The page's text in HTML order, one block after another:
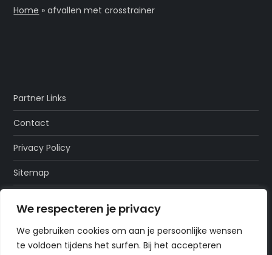
We respecteren je privacy
We gebruiken cookies om aan je persoonlijke wensen
te voldoen tijdens het surfen. Bij het accepteren
Home »afvallen met crosstrainer
Partner Links
Contact
Privacy Policy
Sitemap